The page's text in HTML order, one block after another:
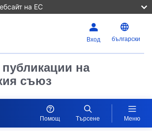
на ЕС
Вход български
на
съюз
Помощ Търсене Меню